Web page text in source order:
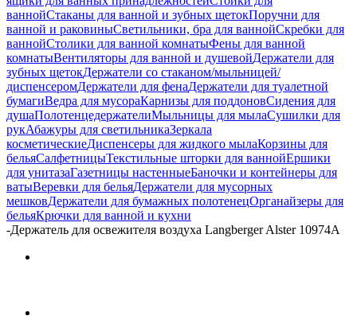
ваннойСтаканы для ванной и зубных щетокПоручни для
ванной и раковиныСветильники, бра для ваннойСкребки для
ваннойСтолики для ванной комнатыФены для ванной
комнатыВентиляторы для ванной и душевойДержатели для
зубных щетокДержатели со стаканом/мыльницей/
диспенсеромДержатели для фенаДержатели для туалетной
бумагиВедра для мусораКарнизы для поддоновСидения для
душаПолотенцедержателиМыльницы для мылаСушилки для
рукАбажуры для светильникаЗеркала
косметическиеДиспенсеры для жидкого мылаКорзины для
бельяСалфетницыТекстильные шторки для ваннойЕршики
для унитазаГазетницы настенныеБаночки и контейнеры для
ватыВеревки для бельяДержатели для мусорных
мешковДержатели для бумажных полотенецОрганайзеры для
бельяКрючки для ванной и кухни
-Держатель для освежителя воздуха Langberger Alster 10974A